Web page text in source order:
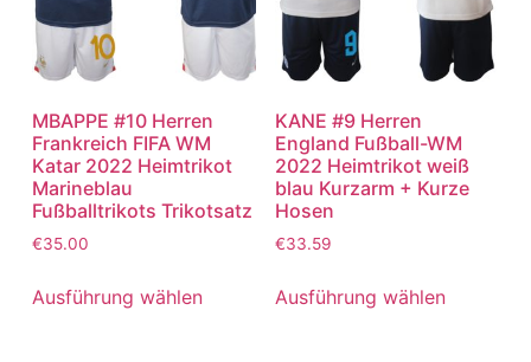
MBAPPE #10 Herren
Frankreich FIFA WM
Katar 2022 Heimtrikot
Marineblau
Fußballtrikots Trikotsatz
€35.00
Ausführung wählen
KANE #9 Herren
England Fußball-WM
2022 Heimtrikot weiß
blau Kurzarm + Kurze
Hosen
€33.59
Ausführung wählen